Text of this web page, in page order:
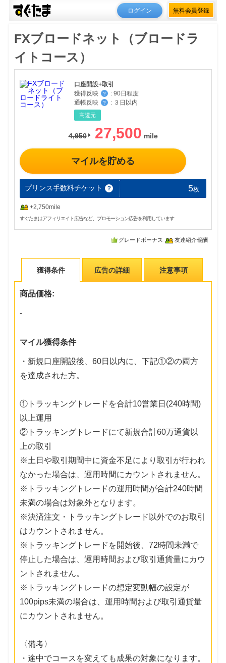
ログイン 無料会員登録
FXブロードネット（ブロードラ
イトコース）
口座開設+取引
獲得反映
？ : 90日程度
通帳反映
？ : ３日以内
高還元
4,950 27,500
マイルを貯める
プリンス手数料チケット ？ 5枚
+2,750mile
すぐたまはアフィリエイト広告など、プロモーション広告を利用しています
グレードボーナス 友達紹介報酬
獲得条件 広告の詳細 注意事項
商品価格:
-
マイル獲得条件
・新規口座開設後、60日以内に、下記①②の両方
を達成された方。
①トラッキングトレードを合計10営業日(240時間)
以上運用
②トラッキングトレードにて新規合計60万通貨以
上の取引
※土日や取引期間中に資金不足により取引が行われ
なかった場合は、運用時間にカウントされません。
※トラッキングトレードの運用時間が合計240時間
未満の場合は対象外となります。
※決済注文・トラッキングトレード以外でのお取引
はカウントされません。
※トラッキングトレードを開始後、72時間未満で
停止した場合は、運用時間および取引通貨量にカウ
ントされません。
※トラッキングトレードの想定変動幅の設定が
100pips未満の場合は、運用時間および取引通貨量
にカウントされません。
〈備考〉
・途中でコースを変えても成果の対象になります。